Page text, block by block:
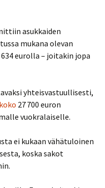
asukkaiden
mukana olevan
eurolla – joitakin jopa
yhteisvastuullisesti,
koko 27 700 euron
vuokralaiselle.
ei kukaan vähätuloinen
koska sakot